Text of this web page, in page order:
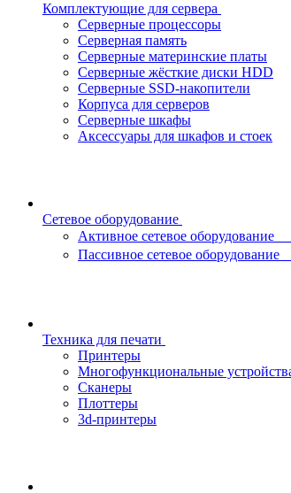
Комплектующие для сервера
Серверные процессоры
Серверная память
Серверные материнские платы
Серверные жёсткие диски HDD
Серверные SSD-накопители
Корпуса для серверов
Серверные шкафы
Аксессуары для шкафов и стоек
Сетевое оборудование
Активное сетевое оборудование
Пассивное сетевое оборудование
Техника для печати
Принтеры
Многофункциональные
Сканеры
Плоттеры
3d-принтеры